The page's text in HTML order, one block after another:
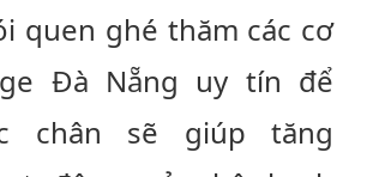
quen ghé thăm các cơ
Đà Nẵng uy tín để
chân sẽ giúp tăng